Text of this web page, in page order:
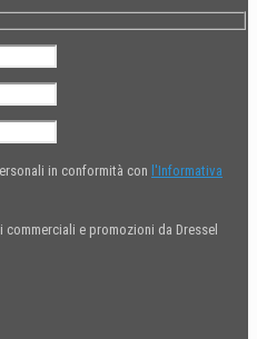
in conformità con l'Informativa
e promozioni da Dressel